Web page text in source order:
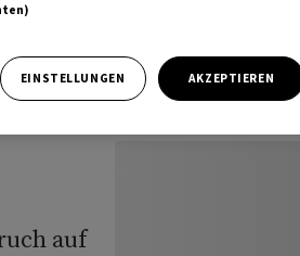
auf
EINSTELLUNGEN AKZEPTIEREN